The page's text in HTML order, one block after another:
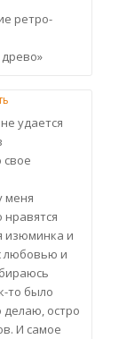
ретро-
удается
меня
изюминка и
любовью и
то было
делаю, остро
И самое